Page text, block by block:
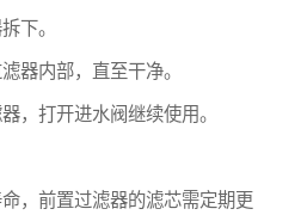
下。
器内部，直至干净。
，打开进水阀继续使用。
，前置过滤器的滤芯需定期更